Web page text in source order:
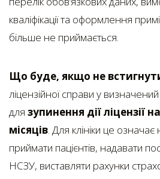
кваліфікації та оформлення
більше не приймається.
Що буде, якщо не
ліцензійної справи у
для зупинення дії ліцензії
місяців. Для клініки це
приймати пацієнтів, надавати
НСЗУ, виставляти рахунки